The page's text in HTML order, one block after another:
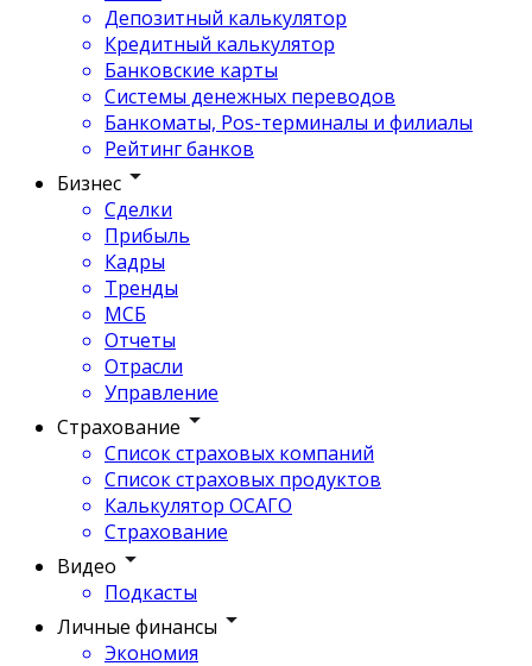
Депозитный калькулятор
Кредитный калькулятор
Банковские карты
Системы денежных переводов
Банкоматы, Pos-терминалы и филиалы
Рейтинг банков
Бизнес
Сделки
Прибыль
Кадры
Тренды
МСБ
Отчеты
Отрасли
Управление
Страхование
Список страховых компаний
Список страховых продуктов
Калькулятор ОСАГО
Страхование
Видео
Подкасты
Личные финансы
Экономия